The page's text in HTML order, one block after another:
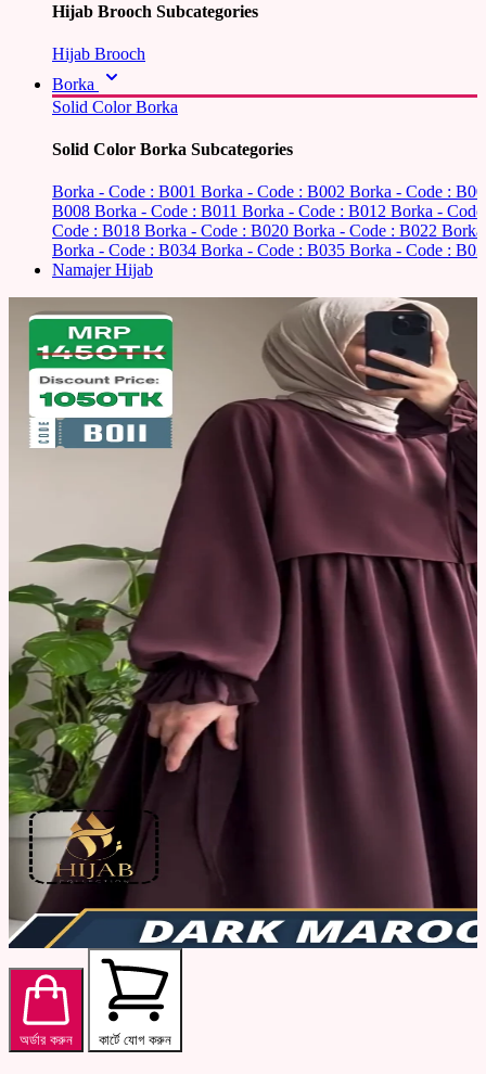
Hijab Brooch Subcategories
Hijab Brooch
Borka
Solid Color Borka
Solid Color Borka Subcategories
Borka - Code : B001 Borka - Code : B002 Borka - Code :
B008 Borka - Code : B011 Borka - Code : B012 Borka -
Code : B018 Borka - Code : B020 Borka - Code : B022
Borka - Code : B034 Borka - Code : B035 Borka - Code :
Namajer Hijab
অর্ডার করুন কার্টে যোগ করুন